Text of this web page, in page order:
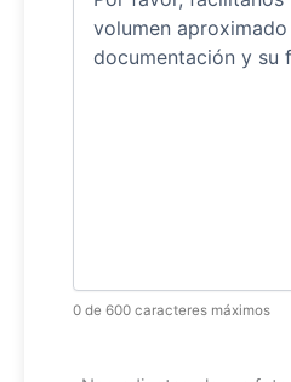
0 de 600 caracteres máximos